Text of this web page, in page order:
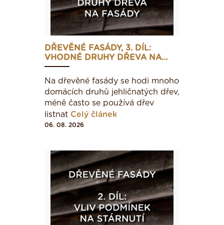
DŘEVĚNÉ FASÁDY, 3. DÍL:
VHODNÉ DRUHY DŘEVA NA…
Na dřevěné fasády se hodi mnoho
domácích druhů jehličnatých dřev,
méně často se používá dřev
listnat Celý článek
06. 08. 2026